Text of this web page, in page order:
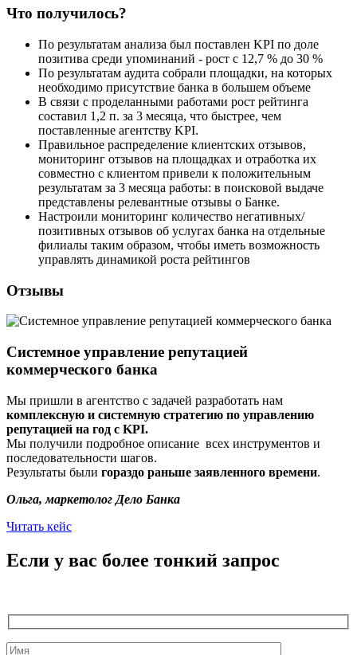
Что получилось?
По результатам анализа был поставлен KPI по доле
позитива среди упоминаний - рост с 12,7 % до 30 %
По результатам аудита собрали площадки, на которых
необходимо присутствие банка в большем объеме
В связи с проделанными работами рост рейтинга
составил 1,2 п. за 3 месяца, что быстрее, чем
поставленные агентству KPI.
Правильное распределение клиентских отзывов,
мониторинг отзывов на площадках и отработка их
совместно с клиентом привели к положительным
результатам за 3 месяца работы: в поисковой выдаче
представлены релевантные отзывы о Банке.
Настроили мониторинг количество негативных/
позитивных отзывов об услугах банка на отдельные
филиалы таким образом, чтобы иметь возможность
управлять динамикой роста рейтингов
Отзывы
Системное управление репутацией
коммерческого банка
Мы пришли в агентство с задачей разработать нам
комплексную и системную стратегию по управлению
репутацией на год с KPI.
Мы получили подробное описание всех инструментов и
последовательности шагов.
Результаты были гораздо раньше заявленного времени.
Ольга, маркетолог Дело Банка
Читать кейс
Если у вас более тонкий запрос